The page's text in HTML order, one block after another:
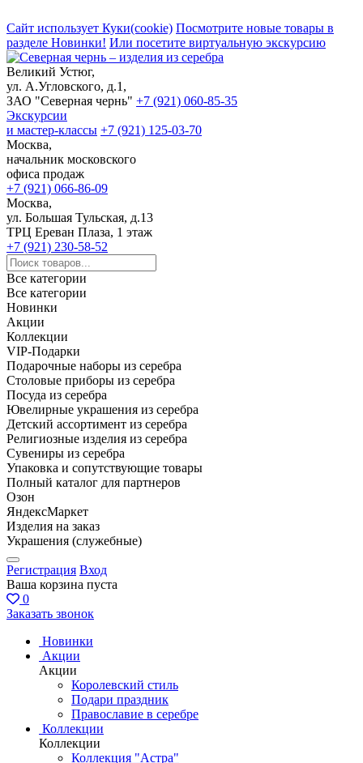
Сайт использует Куки(cookie) Посмотрите новые товары в
разделе Новинки! Или посетите виртуальную экскурсию
Великий Устюг,
ул. А.Угловского, д.1,
ЗАО "Северная чернь" +7 (921) 060-85-35
Экскурсии
и мастер-классы +7 (921) 125-03-70
Москва,
начальник московского
офиса продаж
+7 (921) 066-86-09
Москва,
ул. Большая Тульская, д.13
ТРЦ Ереван Плаза, 1 этаж
+7 (921) 230-58-52
Все категории
Все категории
Новинки
Акции
Коллекции
VIP-Подарки
Подарочные наборы из серебра
Столовые приборы из серебра
Посуда из серебра
Ювелирные украшения из серебра
Детский ассортимент из серебра
Религиозные изделия из серебра
Сувениры из серебра
Упаковка и сопутствующие товары
Полный каталог для партнеров
Озон
ЯндексМаркет
Изделия на заказ
Украшения (служебные)
Регистрация Вход
Ваша корзина пуста
0
Заказать звонок
Новинки
Акции
Акции
Королевский стиль
Подари праздник
Православие в серебре
Коллекции
Коллекции
Коллекция "Астра"